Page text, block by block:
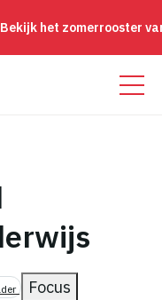
Bekijk het zomerrooster
Focus